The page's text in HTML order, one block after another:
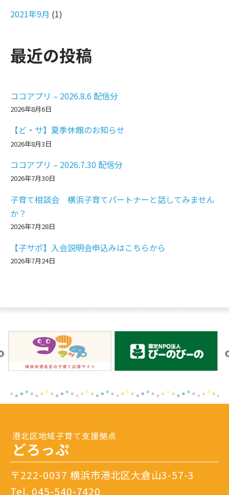
2021年9月 (1)
最近の投稿
ココアプリ – 2026.8.6 配信分
2026年8月6日
【ど・サ】夏季休館のお知らせ
2026年8月3日
ココアプリ – 2026.7.30 配信分
2026年7月30日
子育て相談会 横浜子育てパートナーと話してみません
か？
2026年7月28日
【子サポ】入会説明会申込みはこちらから
2026年7月24日
港北区地域子育て支援拠点
どろっぷ
〒222-0037 横浜市港北区大倉山3-57-3
Tel. 045-540-7420